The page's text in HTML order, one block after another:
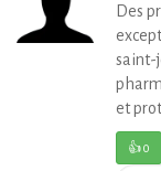
Des
saint-
et
👍0